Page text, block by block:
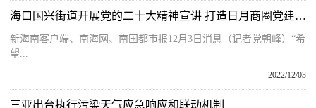
海口国兴街道开展党的二十大精神宣讲 打造日月商圈党建“金名片”
新海南客户端、南海网、南国都市报12月3日消息（记者党朝峰）“希
望...
2022/12/03
三亚出台执行污染天气应急响应和联动机制